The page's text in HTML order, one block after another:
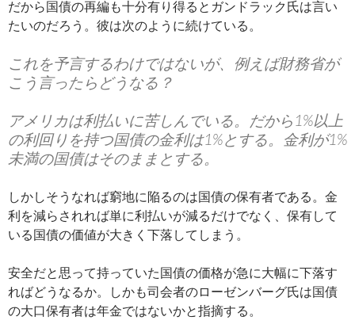
だから国債の再編も十分有り得るとガンドラック氏は言い
たいのだろう。彼は次のように続けている。
これを予言するわけではないが、例えば財務省が
こう言ったらどうなる？
アメリカは利払いに苦しんでいる。だから1%以上
の利回りを持つ国債の金利は1%とする。金利が1%
未満の国債はそのままとする。
しかしそうなれば窮地に陥るのは国債の保有者である。金
利を減らされれば単に利払いが減るだけでなく、保有して
いる国債の価値が大きく下落してしまう。
安全だと思って持っていた国債の価格が急に大幅に下落す
ればどうなるか。しかも司会者のローゼンバーグ氏は国債
の大口保有者は年金ではないかと指摘する。